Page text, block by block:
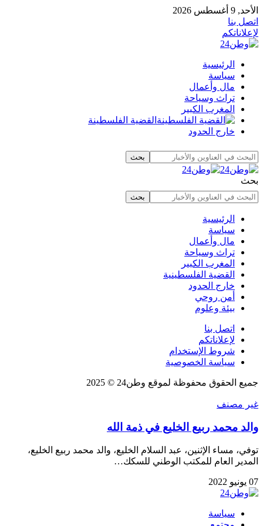
الأحد, 9 أغسطس 2026
اتصل بنا
لإعلاناتكم
الرئيسية
سياسة
مال وأعمال
تراث وسياحة
المغرب الكبير
القضية الفلسطينة
خارج الحدود
بحث
الرئيسية
سياسة
مال وأعمال
تراث وسياحة
المغرب الكبير
القضية الفلسطينية
خارج الحدود
أمن روحي
بيئة وعلوم
اتصل بنا
لإعلاناتكم
شروط الإستخدام
سياسة الخصوصية
جميع الحقوق محفوظة لموقع وطن24 © 2025
غير مصنف
والد محمد ربيع الخليع في ذمة الله
توفي، مساء الإثنين، عبد السلام الخليع، والد محمد ربيع الخليع،
المدير العام للمكتب الوطني للسكك…
07 يونيو 2022
سياسة